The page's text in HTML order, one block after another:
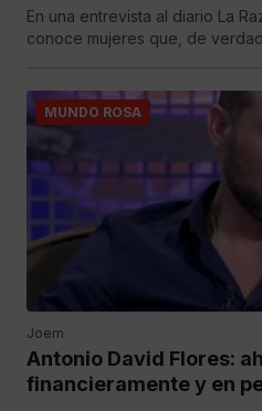
En una entrevista al diario La
conoce mujeres que, de
MUNDO ROSA
Joem
Antonio David Flores:
financieramente y en